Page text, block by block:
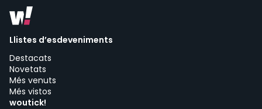
Llistes d’esdeveniments
Destacats
Novetats
Més venuts
Més vistos
woutick!